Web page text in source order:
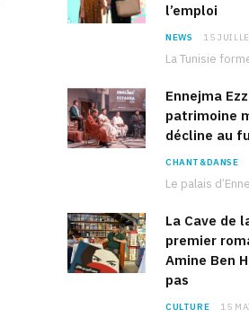
l’emploi
NEWS 15
Ennejma
patrimoine
décline au
CHANT&DANSE
La Cave de
premier
Amine Ben
pas
CULTURE 15